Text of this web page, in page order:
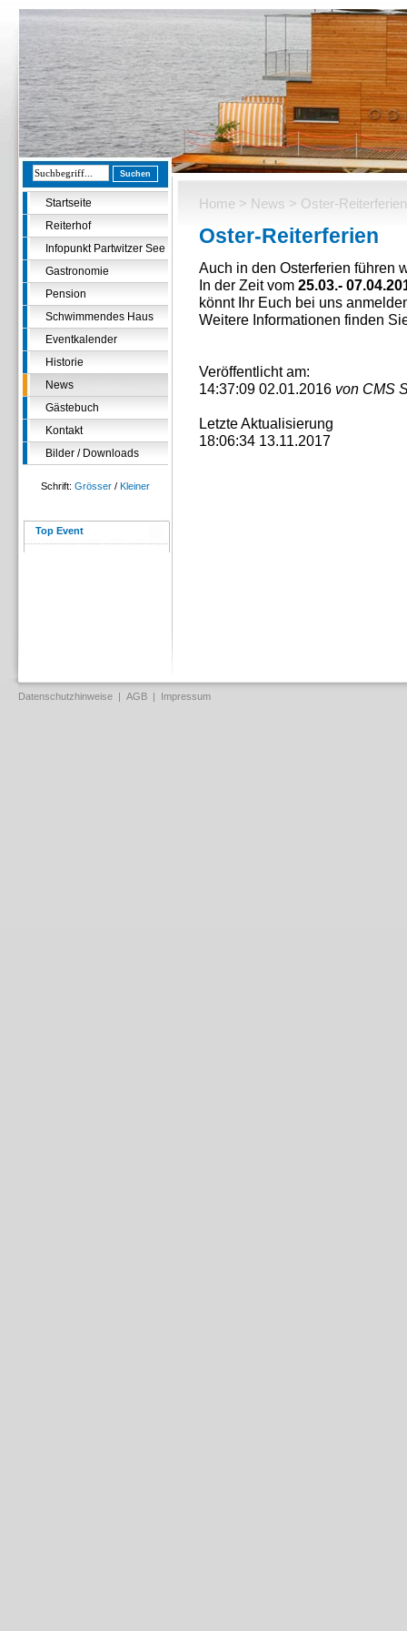
Startseite
Reiterhof
Infopunkt Partwitzer See
Gastronomie
Pension
Schwimmendes Haus
Eventkalender
Historie
News
Gästebuch
Kontakt
Bilder / Downloads
Schrift: Grösser / Kleiner
Top Event
Home > News > Oster-Reiterferien
Oster-Reiterferien
Auch in den Osterferien führen
In der Zeit vom 25.03.-
könnt Ihr Euch bei uns
Weitere Informationen finden
Veröffentlicht am:
14:37:09 02.01.2016 von CMS
Letzte Aktualisierung
18:06:34 13.11.2017
Datenschutzhinweise | AGB | Impressum